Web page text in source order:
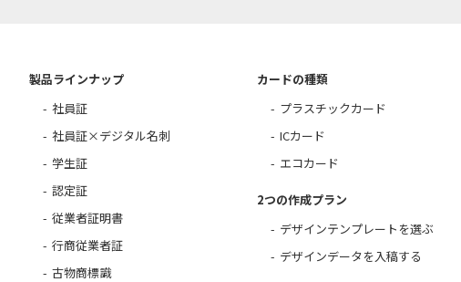
製品ラインナップ
社員証
社員証×デジタル名刺
学生証
認定証
従業者証明書
行商従業者証
古物商標識
カードの種類
プラスチックカード
ICカード
エコカード
2つの作成プラン
デザインテンプレートを選ぶ
デザインデータを入稿する